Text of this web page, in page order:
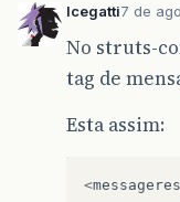
lcegatti7 de
No struts-
tag de
Esta assim:
<